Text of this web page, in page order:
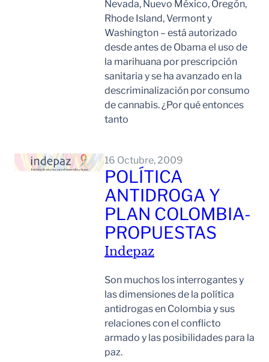
Nevada, Nuevo México, Oregón,
Rhode Island, Vermont y
Washington – está autorizado
desde antes de Obama el uso de
la marihuana por prescripción
sanitaria y se ha avanzado en la
descriminalización por consumo
de cannabis. ¿Por qué entonces
tanto
16 Octubre, 2009
POLÍTICA
ANTIDROGA Y
PLAN COLOMBIA-
PROPUESTAS
Indepaz
Son muchos los interrogantes y
las dimensiones de la política
antidrogas en Colombia y sus
relaciones con el conflicto
armado y las posibilidades para la
paz.